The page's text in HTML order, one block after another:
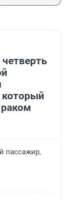
который
пассажир,